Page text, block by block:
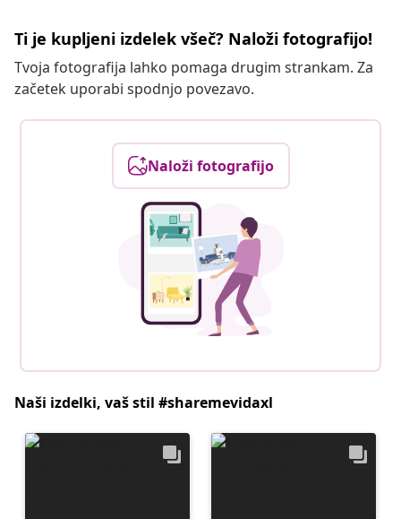
Ti je kupljeni izdelek všeč? Naloži fotografijo!
Tvoja fotografija lahko pomaga drugim strankam. Za
začetek uporabi spodnjo povezavo.
Naloži fotografijo
Naši izdelki, vaš stil #sharemevidaxl